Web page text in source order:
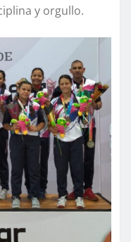
y orgullo.